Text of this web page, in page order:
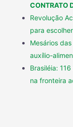
CONTRATO
Revolução
para
Mesários
auxílio-
Brasiléia:
na fronteira